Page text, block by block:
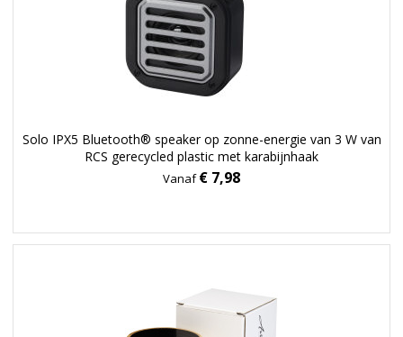
Solo IPX5 Bluetooth® speaker op zonne-energie van 3 W van
RCS gerecycled plastic met karabijnhaak
Vanaf€ 7,98